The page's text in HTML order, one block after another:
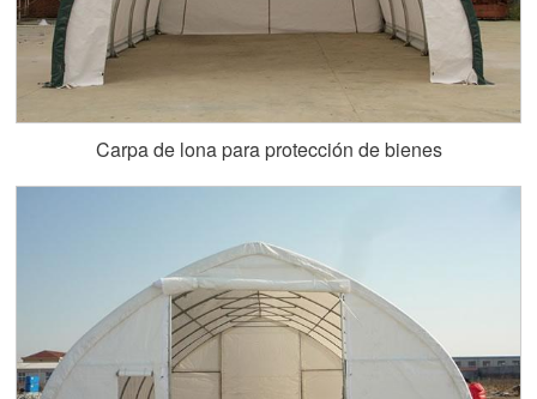
Carpa de lona para protección de bienes